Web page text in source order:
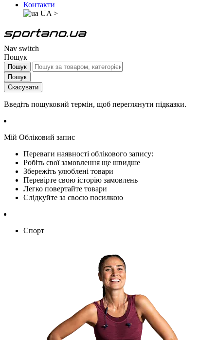
Контакти
UA >
Nav switch
Пошук
Пошук
Пошук
Скасувати
Введіть пошуковий термін, щоб переглянути підказки.
Мій Обліковий запис
Переваги наявності облікового запису:
Робіть свої замовлення ще швидше
Збережіть улюблені товари
Перевірте свою історію замовлень
Легко повертайте товари
Слідкуйте за своєю посилкою
Спорт